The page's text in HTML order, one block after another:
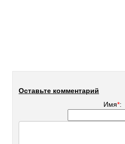
Оставьте комментарий
Имя*: